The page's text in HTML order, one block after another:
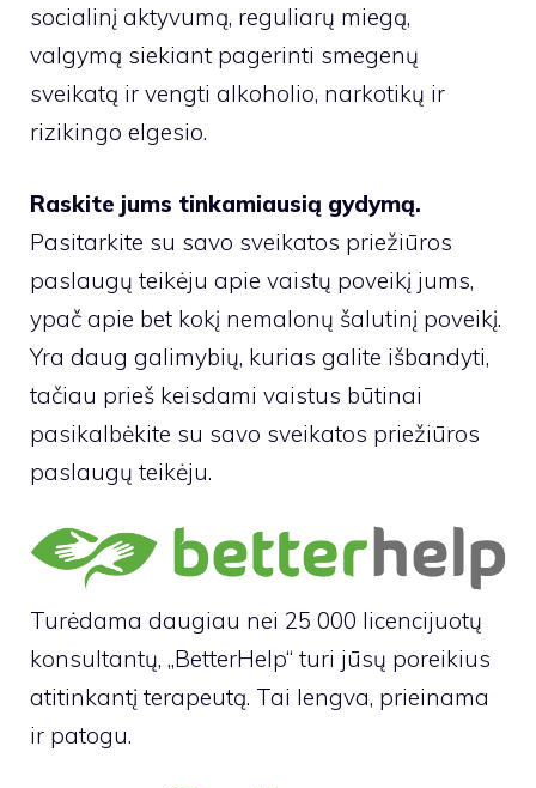
socialinį aktyvumą, reguliarų miegą,
valgymą siekiant pagerinti smegenų
sveikatą ir vengti alkoholio, narkotikų ir
rizikingo elgesio.
Raskite jums tinkamiausią gydymą.
Pasitarkite su savo sveikatos priežiūros
paslaugų teikėju apie vaistų poveikį jums,
ypač apie bet kokį nemalonų šalutinį poveikį.
Yra daug galimybių, kurias galite išbandyti,
tačiau prieš keisdami vaistus būtinai
pasikalbėkite su savo sveikatos priežiūros
paslaugų teikėju.
Turėdama daugiau nei 25 000 licencijuotų
konsultantų, „BetterHelp“ turi jūsų poreikius
atitinkantį terapeutą. Tai lengva, prieinama
ir patogu.